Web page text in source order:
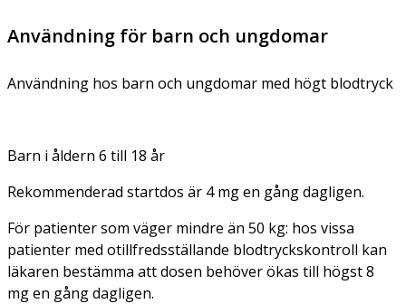
Användning för barn och ungdomar
Användning hos barn och ungdomar med högt blodtryck
Barn i åldern 6 till 18 år
Rekommenderad startdos är 4 mg en gång dagligen.
För patienter som väger mindre än 50 kg: hos vissa
patienter med otillfredsställande blodtryckskontroll kan
läkaren bestämma att dosen behöver ökas till högst 8
mg en gång dagligen.